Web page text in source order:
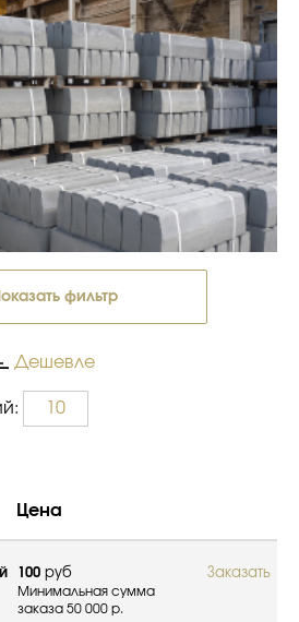
фильтр
Дешевле
10
Цена
100 руб
Минимальная сумма
заказа 50 000 р.
Заказать